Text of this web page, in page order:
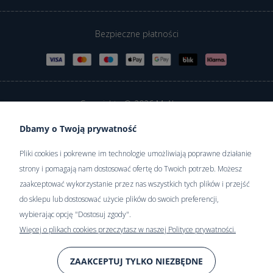
Copyrights © 2026 MyAlpaca
Bezpieczne płatności
Sklep internetowy Shoper Premium
Dbamy o Twoją prywatność
Pliki cookies i pokrewne im technologie umożliwiają poprawne działanie
strony i pomagają nam dostosować ofertę do Twoich potrzeb. Możesz
zaakceptować wykorzystanie przez nas wszystkich tych plików i przejść
do sklepu lub dostosować użycie plików do swoich preferencji,
wybierając opcję "Dostosuj zgody".
Więcej o plikach cookies przeczytasz w naszej Polityce prywatności.
ZAAKCEPTUJ TYLKO NIEZBĘDNE